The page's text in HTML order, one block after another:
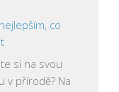
co
si na svou
v přírodě? Na